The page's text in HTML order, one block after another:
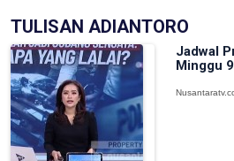
TULISAN ADIANTORO
Jadwal
Minggu